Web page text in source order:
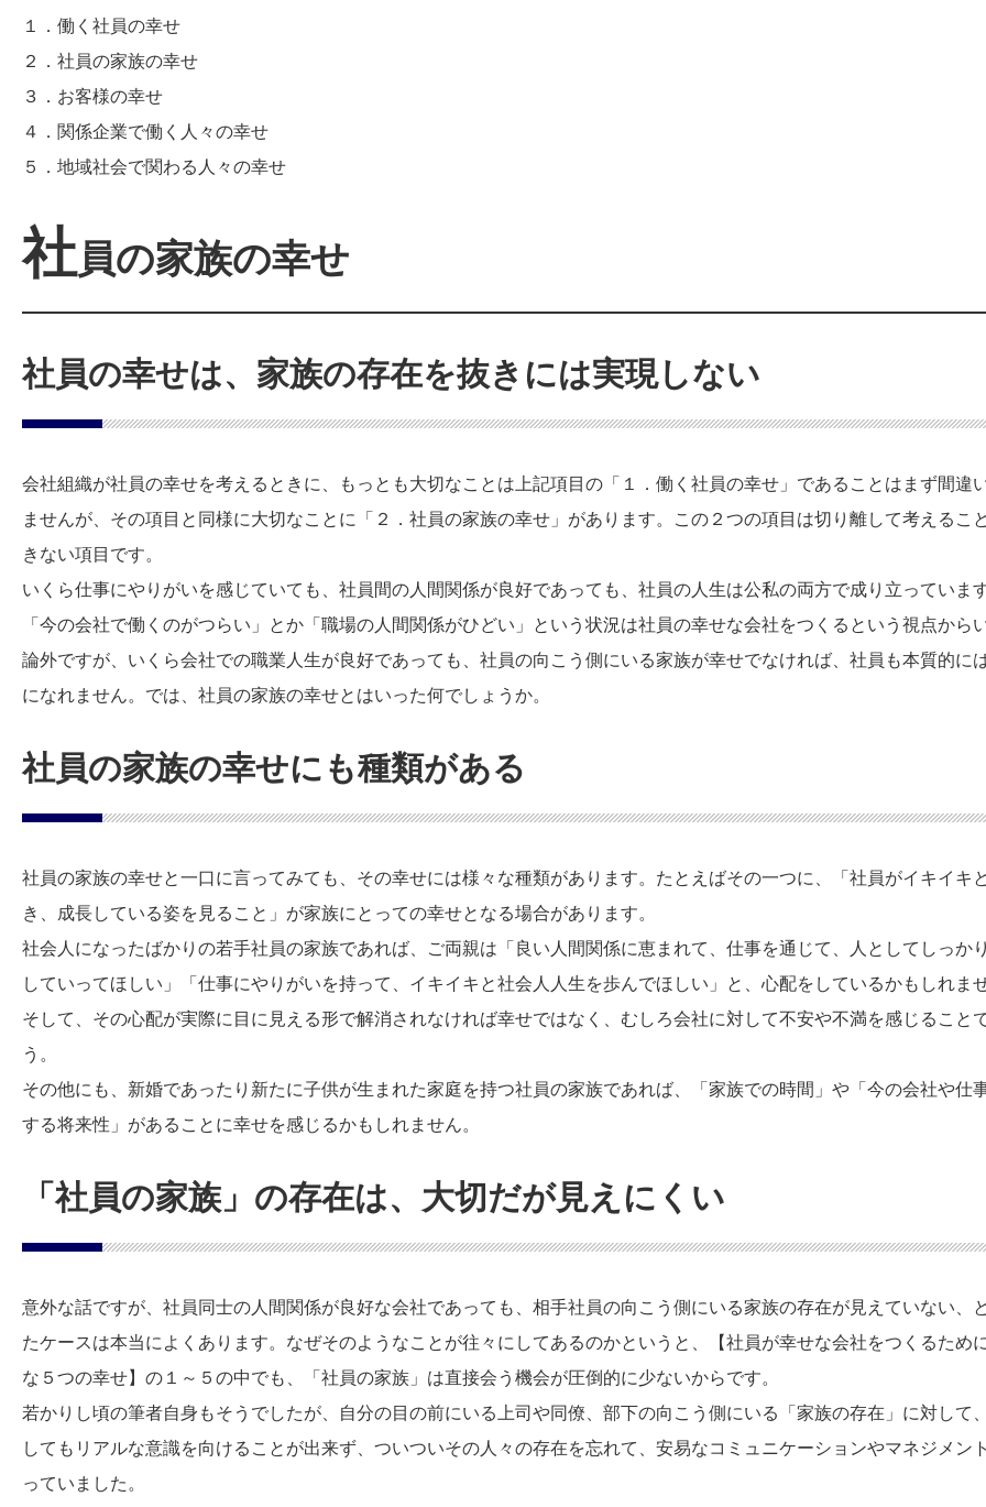
１．働く社員の幸せ
２．社員の家族の幸せ
３．お客様の幸せ
４．関係企業で働く人々の幸せ
５．地域社会で関わる人々の幸せ
社員の家族の幸せ
社員の幸せは、家族の存在を抜きには実現しない
会社組織が社員の幸せを考えるときに、もっとも大切なことは上記項目の「１．働く社員の幸せ」であることはまず間違
ませんが、その項目と同様に大切なことに「２．社員の家族の幸せ」があります。この２つの項目は切り離して考えるこ
きない項目です。
いくら仕事にやりがいを感じていても、社員間の人間関係が良好であっても、社員の人生は公私の両方で成り立っていま
「今の会社で働くのがつらい」とか「職場の人間関係がひどい」という状況は社員の幸せな会社をつくるという視点から
論外ですが、いくら会社での職業人生が良好であっても、社員の向こう側にいる家族が幸せでなければ、社員も本質的に
になれません。では、社員の家族の幸せとはいった何でしょうか。
社員の家族の幸せにも種類がある
社員の家族の幸せと一口に言ってみても、その幸せには様々な種類があります。たとえばその一つに、「社員がイキイキ
き、成長している姿を見ること」が家族にとっての幸せとなる場合があります。
社会人になったばかりの若手社員の家族であれば、ご両親は「良い人間関係に恵まれて、仕事を通じて、人としてしっか
していってほしい」「仕事にやりがいを持って、イキイキと社会人人生を歩んでほしい」と、心配をしているかもしれま
そして、その心配が実際に目に見える形で解消されなければ幸せではなく、むしろ会社に対して不安や不満を感じること
う。
その他にも、新婚であったり新たに子供が生まれた家庭を持つ社員の家族であれば、「家族での時間」や「今の会社や仕
する将来性」があることに幸せを感じるかもしれません。
「社員の家族」の存在は、大切だが見えにくい
意外な話ですが、社員同士の人間関係が良好な会社であっても、相手社員の向こう側にいる家族の存在が見えていない、
たケースは本当によくあります。なぜそのようなことが往々にしてあるのかというと、【社員が幸せな会社をつくるため
な５つの幸せ】の１～５の中でも、「社員の家族」は直接会う機会が圧倒的に少ないからです。
若かりし頃の筆者自身もそうでしたが、自分の目の前にいる上司や同僚、部下の向こう側にいる「家族の存在」に対して
してもリアルな意識を向けることが出来ず、ついついその人々の存在を忘れて、安易なコミュニケーションやマネジメン
っていました。